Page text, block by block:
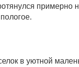
примерно
в уютной